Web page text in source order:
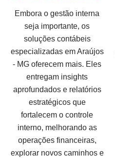
Embora o gestão interna
seja importante, os
soluções contábeis
especializadas em Araújos
- MG oferecem mais. Eles
entregam insights
aprofundados e relatórios
estratégicos que
fortalecem o controle
interno, melhorando as
operações financeiras,
explorar novos caminhos e